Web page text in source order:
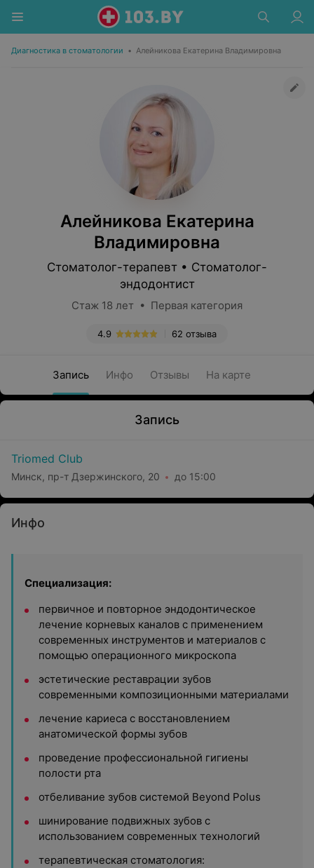
Диагностика в стоматологии • Алейникова Екатерина Владимировна
Алейникова Екатерина
Владимировна
Стоматолог-терапевт • Стоматолог-
эндодонтист
Стаж 18 лет • Первая категория
62 отзыва
4.9
Запись Инфо Отзывы На карте
Запись
Triomed Club
Минск, пр-т Дзержинского, 20 до 15:00
Инфо
Специализация:
первичное и повторное эндодонтическое
лечение корневых каналов с применением
современных инструментов и материалов с
помощью операционного микроскопа
эстетические реставрации зубов
современными композиционными материалами
лечение кариеса с восстановлением
анатомической формы зубов
проведение профессиональной гигиены
полости рта
отбеливание зубов системой Beyond Polus
шинирование подвижных зубов с
использованием современных технологий
терапевтическая стоматология: